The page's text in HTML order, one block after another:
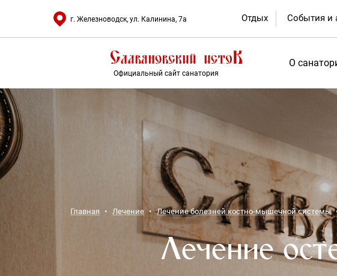
г. Железноводск, ул. Калинина, 7а Отдых События и
Официальный сайт санатория
О
Главная Лечение Лечение болезней костно-мышечной системы
Лечение